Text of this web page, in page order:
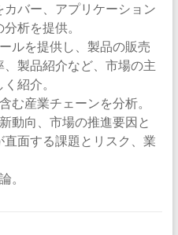
バー、アプリケーション
析を提供。
ルを提供し、製品の販売
製品紹介など、市場の主
紹介。
む産業チェーンを分析。
動向、市場の推進要因と
面する課題とリスク、業
。